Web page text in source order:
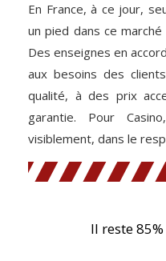
En France, à ce jour,
un pied dans ce
Des enseignes en
aux besoins des
qualité, à des prix
garantie. Pour
visiblement, dans le
Il reste